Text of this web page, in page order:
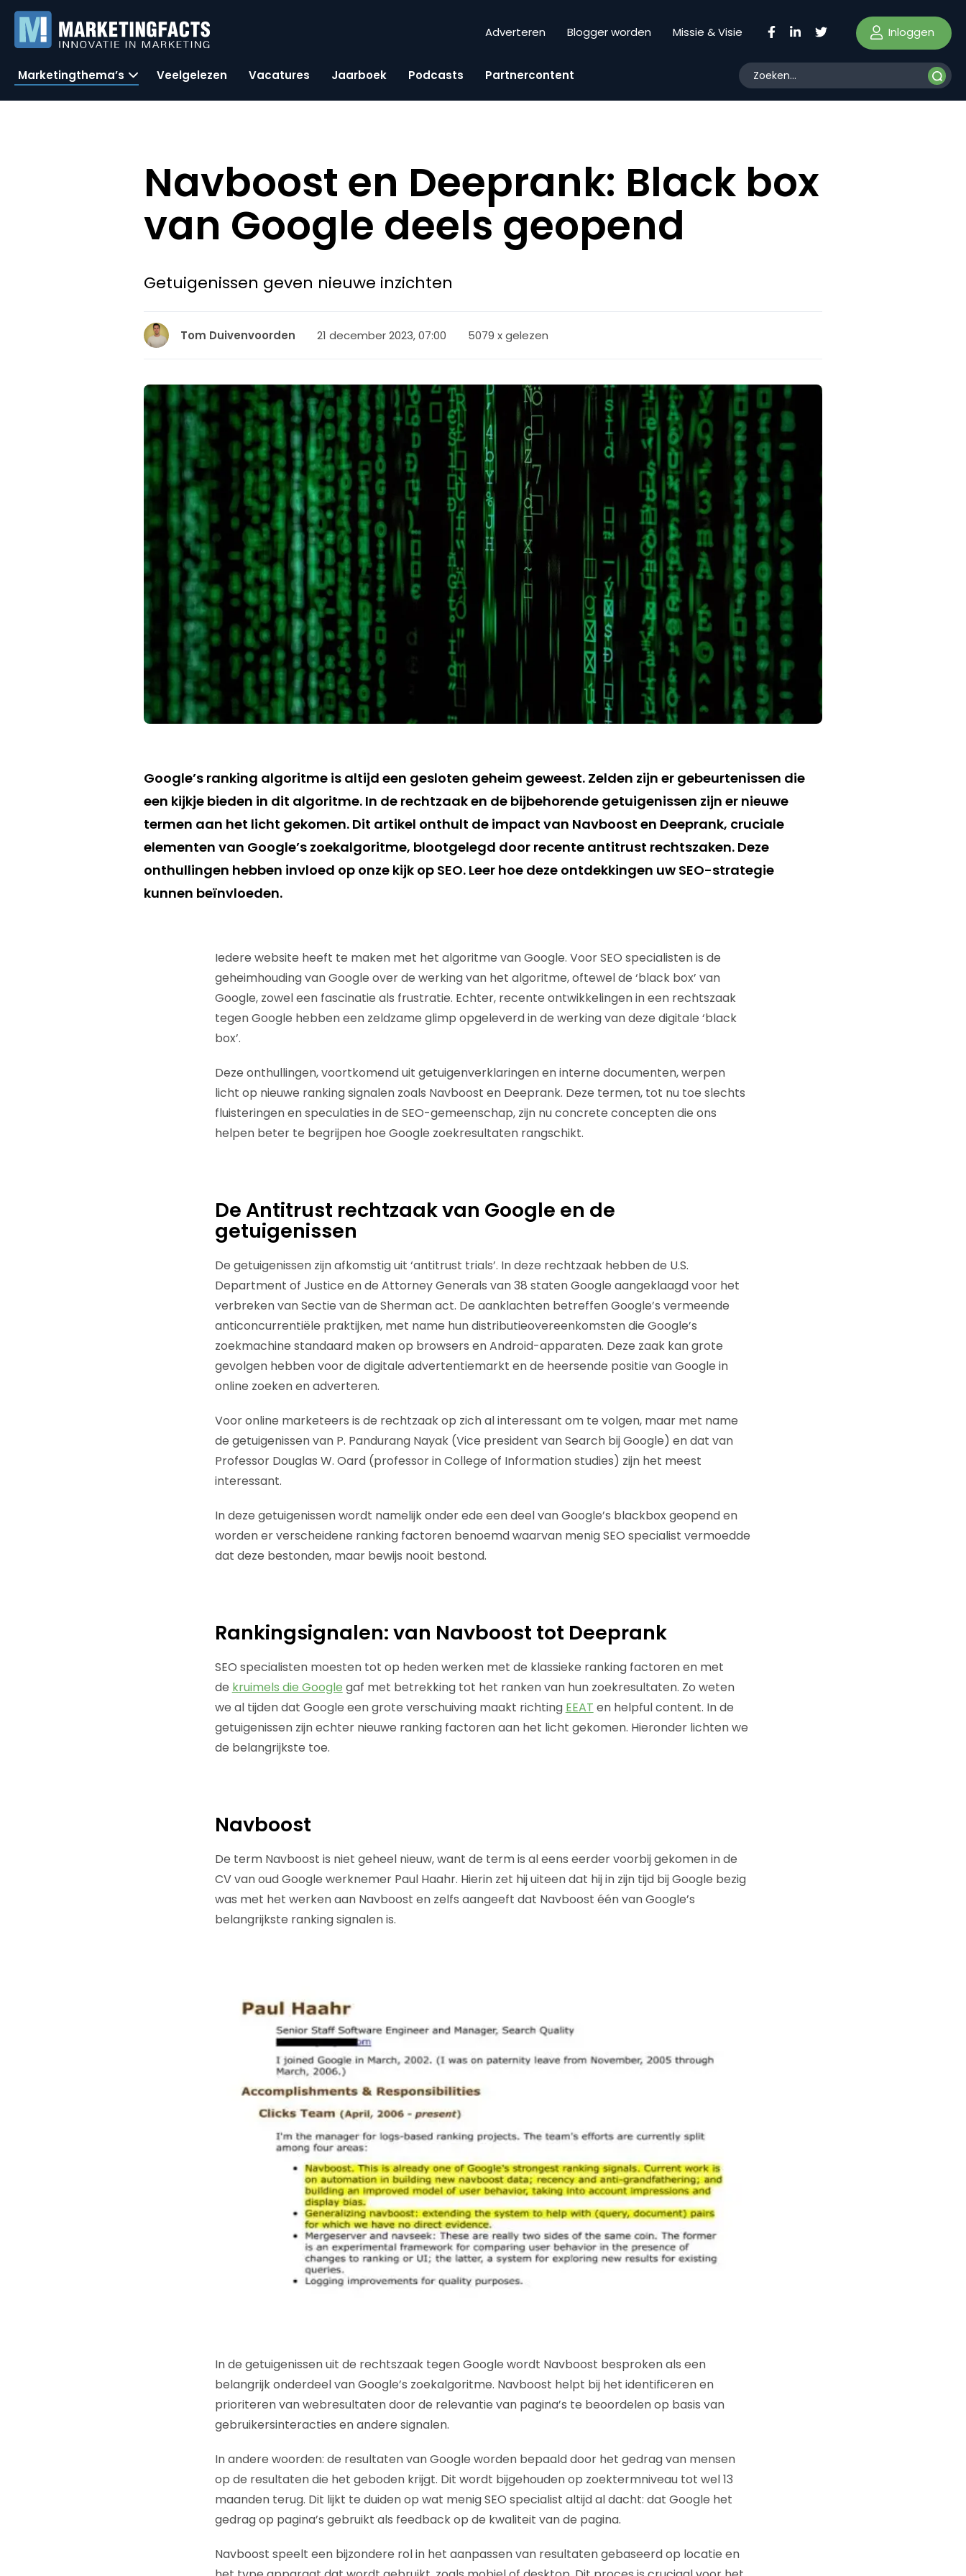
Adverteren Blogger worden Missie & Visie Inloggen
Marketingthema’s Veelgelezen Vacatures Jaarboek Podcasts Partnercontent
Navboost en Deeprank: Black box
van Google deels geopend
Getuigenissen geven nieuwe inzichten
Tom Duivenvoorden 21 december 2023, 07:00 5079 x gelezen
Google’s ranking algoritme is altijd een gesloten geheim geweest. Zelden zijn er gebeurtenissen die
een kijkje bieden in dit algoritme. In de rechtzaak en de bijbehorende getuigenissen zijn er nieuwe
termen aan het licht gekomen. Dit artikel onthult de impact van Navboost en Deeprank, cruciale
elementen van Google’s zoekalgoritme, blootgelegd door recente antitrust rechtszaken. Deze
onthullingen hebben invloed op onze kijk op SEO. Leer hoe deze ontdekkingen uw SEO-strategie
kunnen beïnvloeden.
Iedere website heeft te maken met het algoritme van Google. Voor SEO specialisten is de
geheimhouding van Google over de werking van het algoritme, oftewel de ‘black box’ van
Google, zowel een fascinatie als frustratie. Echter, recente ontwikkelingen in een rechtszaak
tegen Google hebben een zeldzame glimp opgeleverd in de werking van deze digitale ‘black
box’.
Deze onthullingen, voortkomend uit getuigenverklaringen en interne documenten, werpen
licht op nieuwe ranking signalen zoals Navboost en Deeprank. Deze termen, tot nu toe slechts
fluisteringen en speculaties in de SEO-gemeenschap, zijn nu concrete concepten die ons
helpen beter te begrijpen hoe Google zoekresultaten rangschikt.
De Antitrust rechtzaak van Google en de
getuigenissen
De getuigenissen zijn afkomstig uit ‘antitrust trials’. In deze rechtzaak hebben de U.S.
Department of Justice en de Attorney Generals van 38 staten Google aangeklaagd voor het
verbreken van Sectie van de Sherman act. De aanklachten betreffen Google’s vermeende
anticoncurrentiële praktijken, met name hun distributieovereenkomsten die Google’s
zoekmachine standaard maken op browsers en Android-apparaten. Deze zaak kan grote
gevolgen hebben voor de digitale advertentiemarkt en de heersende positie van Google in
online zoeken en adverteren​​.
Voor online marketeers is de rechtzaak op zich al interessant om te volgen, maar met name
de getuigenissen van P. Pandurang Nayak (Vice president van Search bij Google) en dat van
Professor Douglas W. Oard (professor in College of Information studies) zijn het meest
interessant.
In deze getuigenissen wordt namelijk onder ede een deel van Google’s blackbox geopend en
worden er verscheidene ranking factoren benoemd waarvan menig SEO specialist vermoedde
dat deze bestonden, maar bewijs nooit bestond.
Rankingsignalen: van Navboost tot Deeprank
SEO specialisten moesten tot op heden werken met de klassieke ranking factoren en met
de kruimels die Google gaf met betrekking tot het ranken van hun zoekresultaten. Zo weten
we al tijden dat Google een grote verschuiving maakt richting EEAT en helpful content. In de
getuigenissen zijn echter nieuwe ranking factoren aan het licht gekomen. Hieronder lichten we
de belangrijkste toe.
Navboost
De term Navboost is niet geheel nieuw, want de term is al eens eerder voorbij gekomen in de
CV van oud Google werknemer Paul Haahr. Hierin zet hij uiteen dat hij in zijn tijd bij Google bezig
was met het werken aan Navboost en zelfs aangeeft dat Navboost één van Google’s
belangrijkste ranking signalen is.
In de getuigenissen uit de rechtszaak tegen Google wordt Navboost besproken als een
belangrijk onderdeel van Google’s zoekalgoritme. Navboost helpt bij het identificeren en
prioriteren van webresultaten door de relevantie van pagina’s te beoordelen op basis van
gebruikersinteracties en andere signalen.
In andere woorden: de resultaten van Google worden bepaald door het gedrag van mensen
op de resultaten die het geboden krijgt. Dit wordt bijgehouden op zoektermniveau tot wel 13
maanden terug. Dit lijkt te duiden op wat menig SEO specialist altijd al dacht: dat Google het
gedrag op pagina’s gebruikt als feedback op de kwaliteit van de pagina.
Navboost speelt een bijzondere rol in het aanpassen van resultaten gebaseerd op locatie en